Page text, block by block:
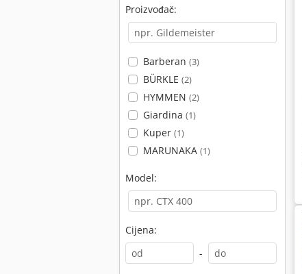
Proizvođač:
Barberan (3)
BÜRKLE (2)
HYMMEN (2)
Giardina (1)
Kuper (1)
MARUNAKA (1)
Model:
Cijena:
-